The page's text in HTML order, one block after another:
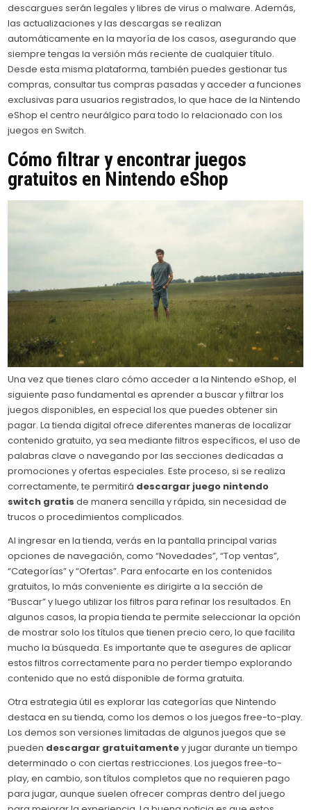
descargues serán legales y libres de virus o malware. Además,
las actualizaciones y las descargas se realizan
automáticamente en la mayoría de los casos, asegurando que
siempre tengas la versión más reciente de cualquier título.
Desde esta misma plataforma, también puedes gestionar tus
compras, consultar tus compras pasadas y acceder a funciones
exclusivas para usuarios registrados, lo que hace de la Nintendo
eShop el centro neurálgico para todo lo relacionado con los
juegos en Switch.
Cómo filtrar y encontrar juegos
gratuitos en Nintendo eShop
Una vez que tienes claro cómo acceder a la Nintendo eShop, el
siguiente paso fundamental es aprender a buscar y filtrar los
juegos disponibles, en especial los que puedes obtener sin
pagar. La tienda digital ofrece diferentes maneras de localizar
contenido gratuito, ya sea mediante filtros específicos, el uso de
palabras clave o navegando por las secciones dedicadas a
promociones y ofertas especiales. Este proceso, si se realiza
correctamente, te permitirá descargar juego nintendo
switch gratis de manera sencilla y rápida, sin necesidad de
trucos o procedimientos complicados.
Al ingresar en la tienda, verás en la pantalla principal varias
opciones de navegación, como “Novedades”, “Top ventas”,
“Categorías” y “Ofertas”. Para enfocarte en los contenidos
gratuitos, lo más conveniente es dirigirte a la sección de
“Buscar” y luego utilizar los filtros para refinar los resultados. En
algunos casos, la propia tienda te permite seleccionar la opción
de mostrar solo los títulos que tienen precio cero, lo que facilita
mucho la búsqueda. Es importante que te asegures de aplicar
estos filtros correctamente para no perder tiempo explorando
contenido que no está disponible de forma gratuita.
Otra estrategia útil es explorar las categorías que Nintendo
destaca en su tienda, como los demos o los juegos free-to-play.
Los demos son versiones limitadas de algunos juegos que se
pueden descargar gratuitamentey jugar durante un tiempo
determinado o con ciertas restricciones. Los juegos free-to-
play, en cambio, son títulos completos que no requieren pago
para jugar, aunque suelen ofrecer compras dentro del juego